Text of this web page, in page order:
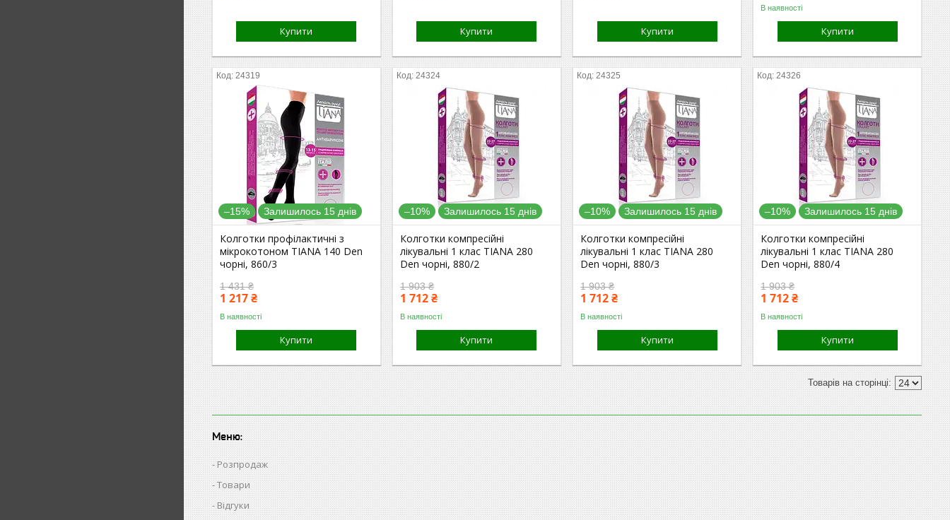
Купити Купити Купити
В наявності
Купити
24319
–15% Залишилось 15 днів
Колготки профілактичні з
мікрокотоном TIANA 140 Den
чорні, 860/3
1 431 ₴
1 217 ₴
В наявності
Купити
24324
–10% Залишилось 15 днів
Колготки компресійні
лікувальні 1 клас TIANA 280
Den чорні, 880/2
1 903 ₴
1 712 ₴
В наявності
Купити
24325
–10% Залишилось 15 днів
Колготки компресійні
лікувальні 1 клас TIANA 280
Den чорні, 880/3
1 903 ₴
1 712 ₴
В наявності
Купити
24326
–10% Залишилось 15 днів
Колготки компресійні
лікувальні 1 клас TIANA 280
Den чорні, 880/4
1 903 ₴
1 712 ₴
В наявності
Купити
Меню:
Розпродаж
Товари
Відгуки